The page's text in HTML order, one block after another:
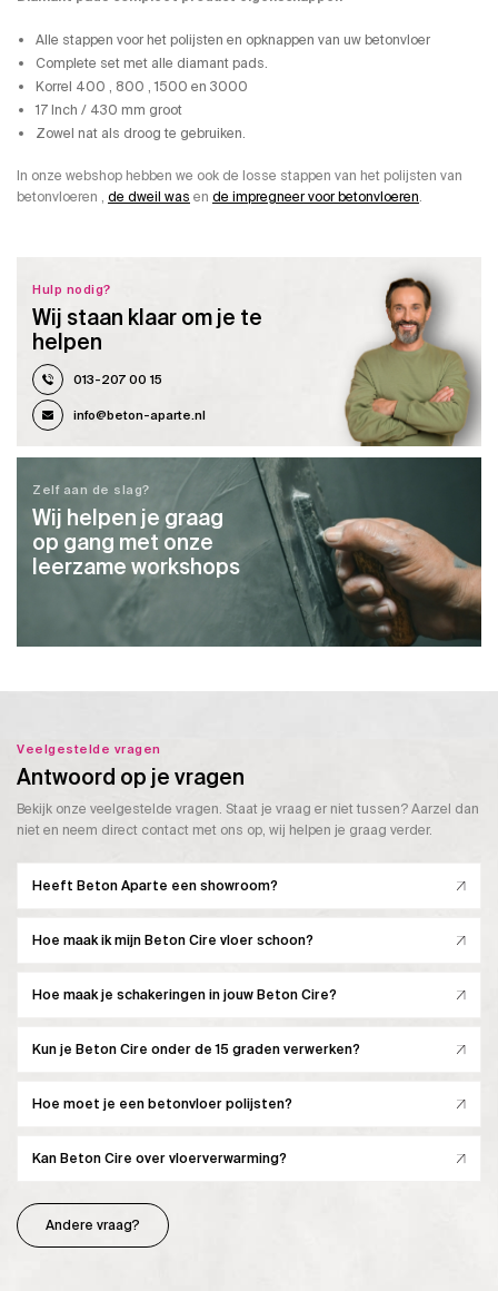
Alle stappen voor het polijsten en opknappen van uw betonvloer
Complete set met alle diamant pads.
Korrel 400 , 800 , 1500 en 3000
17 Inch / 430 mm groot
Zowel nat als droog te gebruiken.
In onze webshop hebben we ook de losse stappen van het polijsten van
betonvloeren , de dweil was en de impregneer voor betonvloeren.
Hulp nodig?
Wij staan klaar om je te
helpen
013-207 00 15
info@beton-aparte.nl
Zelf aan de slag?
Wij helpen je graag
op gang met onze
leerzame workshops
Veelgestelde vragen
Antwoord op je vragen
Bekijk onze veelgestelde vragen. Staat je vraag er niet tussen? Aarzel dan
niet en neem direct contact met ons op, wij helpen je graag verder.
Heeft Beton Aparte een showroom?
Hoe maak ik mijn Beton Cire vloer schoon?
Hoe maak je schakeringen in jouw Beton Cire?
Kun je Beton Cire onder de 15 graden verwerken?
Hoe moet je een betonvloer polijsten?
Kan Beton Cire over vloerverwarming?
Andere vraag?